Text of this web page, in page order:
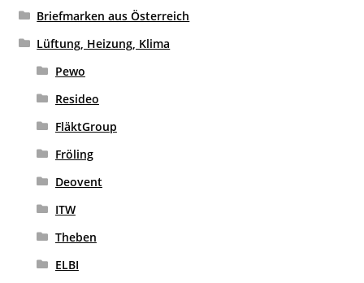
Briefmarken aus Österreich
Lüftung, Heizung, Klima
Pewo
Resideo
FläktGroup
Fröling
Deovent
ITW
Theben
ELBI